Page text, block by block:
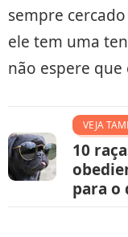
sempre
ele tem uma
não espere que
VEJA
10
para o